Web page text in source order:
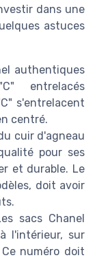
dans une
astuces
authentiques
entrelacés
s'entrelacent
centré.
cuir d'agneau
pour ses
et durable. Le
doit avoir
sacs Chanel
l'intérieur, sur
numéro doit